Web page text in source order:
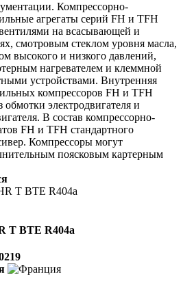
Компрессорно-
агрегаты серий FH и TFH
на всасывающей и
смотровым стеклом уровня масла,
высокого и низкого давлений,
нагревателем и клеммной
устройствами. Внутренняя
компрессоров FH и TFH
обмотки электродвигателя и
В состав компрессорно-
FH и TFH стандартного
Компрессоры могут
поясковым картерным
T BTE R404a